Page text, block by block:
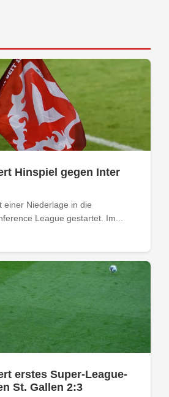
Hinspiel gegen Inter
einer Niederlage in die
League gestartet. Im...
erstes Super-League-
St. Gallen 2:3